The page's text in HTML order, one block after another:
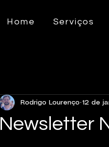
Home Serviços
Newsletter
Rodrigo Lourenço 12 de